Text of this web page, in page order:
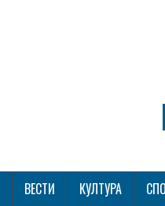
ВЕСТИ КУЛТУРА